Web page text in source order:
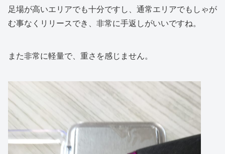
足場が高いエリアでも十分ですし、通常エリアでもしゃが
む事なくリリースでき、非常に手返しがいいですね。
また非常に軽量で、重さを感じません。